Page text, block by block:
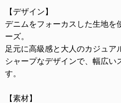
【デザイン】
デニムをフォーカスした生地を
ーズ。
足元に高級感と大人のカジュア
シャープなデザインで、幅広い
す。
【素材】